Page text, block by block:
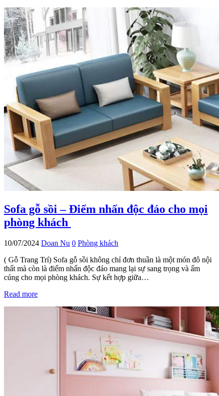
Sofa gỗ sồi – Điểm nhấn độc đáo cho mọi
phòng khách
10/07/2024 Doan Nu 0 Phòng khách
( Gỗ Trang Trí) Sofa gỗ sồi không chỉ đơn thuần là một món đô nội
thất mà còn là điểm nhấn độc đáo mang lại sự sang trọng và ấm
cúng cho mọi phòng khách. Sự kết hợp giữa…
Read more